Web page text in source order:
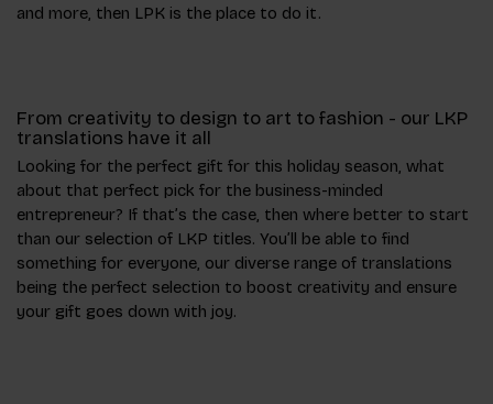
and more, then LPK is the place to do it.
From creativity to design to art to fashion - our LKP
translations have it all
Looking for the perfect gift for this holiday season, what
about that perfect pick for the business-minded
entrepreneur? If that’s the case, then where better to start
than our selection of LKP titles. You’ll be able to find
something for everyone, our diverse range of translations
being the perfect selection to boost creativity and ensure
your gift goes down with joy.